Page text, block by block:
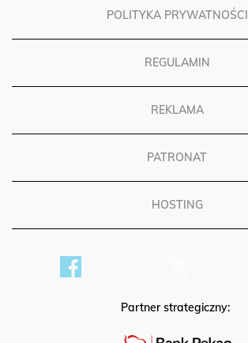
Partner strategiczny: